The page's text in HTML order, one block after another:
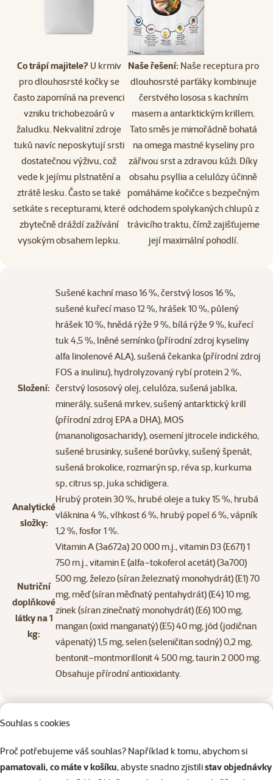
Souhlas s cookies
Proč potřebujeme váš souhlas? Například k tomu, abychom si
pamatovali, co máte v košíku, abyste snadno zjistilistav objednávky
Co trápí majitele? U krmiv
pro dlouhosrsté kočky se
často zapomíná na prevenci
vzniku trichobezoárů v
žaludku. Nekvalitní zdroje
tuků navíc neposkytují srsti
dostatečnou výživu, což
vede k jejímu plstnatění a
ztrátě lesku. Často se také
setkáte s recepturami, které
zbytečně dráždí zažívání
vysokým obsahem lepku.
Naše řešení: Naše receptura pro
dlouhosrsté parťáky kombinuje
čerstvého lososa s kachním
masem a antarktickým krillem.
Tato směs je mimořádně bohatá
na omega mastné kyseliny pro
zářivou srst a zdravou kůži. Díky
obsahu psyllia a celulózy účinně
pomáháme kočičce s bezpečným
odchodem spolykaných chlupů z
trávicího traktu, čímž zajišťujeme
její maximální pohodlí.
Složení:
Sušené kachní maso 16 %, čerstvý losos 16 %,
sušené kuřecí maso 12 %, hrášek 10 %, půlený
hrášek 10 %, hnědá rýže 9 %, bílá rýže 9 %, kuřecí
tuk 4,5 %, lněné semínko (přírodní zdroj kyseliny
alfa linolenové ALA), sušená čekanka (přírodní zdroj
FOS a inulinu), hydrolyzovaný rybí protein 2 %,
čerstvý lososový olej, celulóza, sušená jablka,
minerály, sušená mrkev, sušený antarktický krill
(přírodní zdroj EPA a DHA), MOS
(mananoligosacharidy), osemení jitrocele indického,
sušené brusinky, sušené borůvky, sušený špenát,
sušená brokolice, rozmarýn sp, réva sp, kurkuma
sp, citrus sp, juka schidigera.
Analytické
složky:
Hrubý protein 30 %, hrubé oleje a tuky 15 %, hrubá
vláknina 4 %, vlhkost 6 %, hrubý popel 6 %, vápník
1,2 %, fosfor 1 %.
Nutriční
doplňkové
látky na 1
kg:
Vitamin A (3a672a) 20 000 m.j., vitamin D3 (E671) 1
750 m.j., vitamin E (alfa–tokoferol acetát) (3a700)
500 mg, železo (síran železnatý monohydrát) (E1) 70
mg, měď (síran měďnatý pentahydrát) (E4) 10 mg,
zinek (síran zinečnatý monohydrát) (E6) 100 mg,
mangan (oxid manganatý) (E5) 40 mg, jód (jodičnan
vápenatý) 1,5 mg, selen (seleničitan sodný) 0,2 mg,
bentonit–montmorillonit 4 500 mg, taurin 2 000 mg.
Obsahuje přírodní antioxidanty.